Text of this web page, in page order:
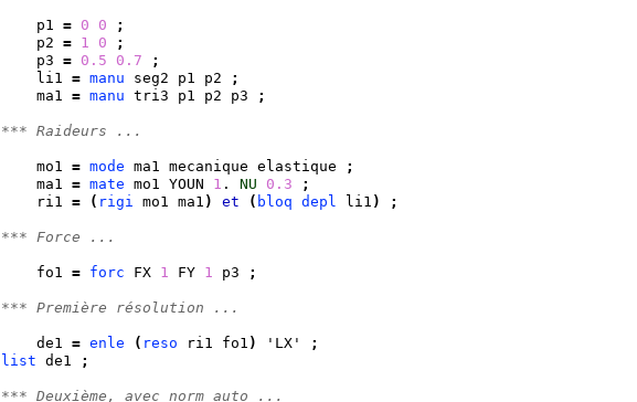
    p1
= 0 0
;
    p2
= 1 0
;
    p3
= 0.5 0.7
;
    li1
= manu seg2 p1 p2
;
    ma1
= manu tri3 p1 p2 p3 ;
*** Raideurs ...
    mo1
= mode ma1 mecanique elastique
;
    ma1
= mate mo1 YOUN 1 . NU 0.3
;
    ri1
= ( rigi mo1 ma1 ) et ( bloq depl li1 ) ;
*** Force ...
    fo1
= forc FX 1 FY 1 p3 ;
*** Première résolution ...
    de1
= enle ( reso ri1 fo1 ) 'LX'
;
list de1 ;
*** Deuxième, avec norm auto ...